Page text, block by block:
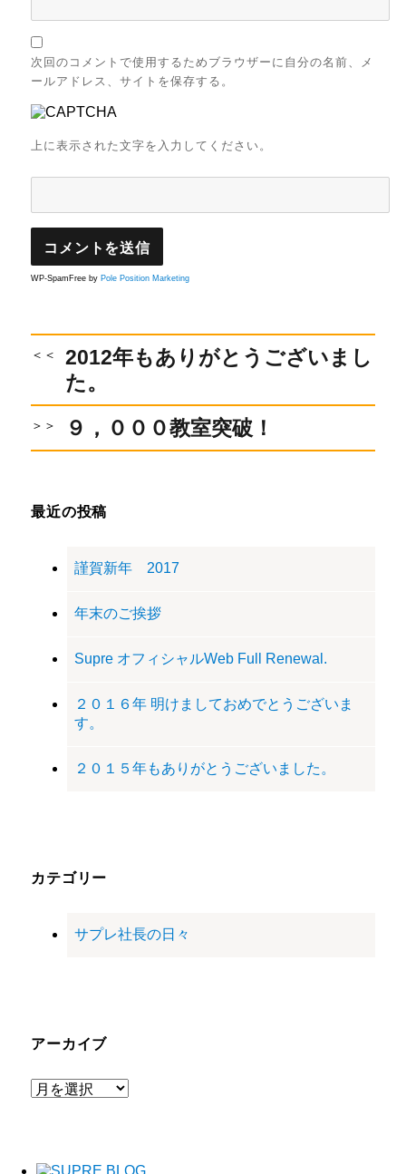
次回のコメントで使用するためブラウザーに自分の名前、メ
ールアドレス、サイトを保存する。
上に表示された文字を入力してください。
WP-SpamFree by Pole Position Marketing
投
ナ
ビ
シ
過
投
稿:
2012年もありがとうございまし
た。
次
９，０００教室突破！
最近の投稿
謹賀新年 2017
年末のご挨拶
Supre オフィシャルWeb Full Renewal.
２０１６年 明けましておめでとうございま
す。
２０１５年もありがとうございました。
カテゴリー
サプレ社長の日々
アーカイブ
ア
ブ